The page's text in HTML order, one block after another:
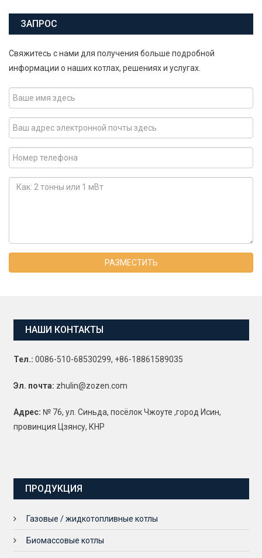
ЗАПРОС
Свяжитесь с нами для получения больше подробной
информации о наших котлах, решениях и услугах.
РАЗМЕСТИТЬ
НАШИ КОНТАКТЫ
Тел.: 0086-510-68530299, +86-18861589035
Эл. почта: zhulin@zozen.com
Адрес: № 76, ул. Синьда, посёлок Чжоуте ,город Исин,
провинция Цзянсу, КНР
ПРОДУКЦИЯ
Газовые / жидкотопливные котлы
Биомассовые котлы